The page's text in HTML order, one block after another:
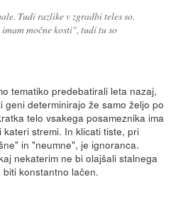
Tudi razlike v zgradbi teles so.
močne kosti", tudi tu so
tematiko predebatirali leta nazaj,
determinirajo že samo željo po
telo vsakega posameznika ima
stremi. In klicati tiste, pri
in "neumne", je ignoranca.
nekaterim ne bi olajšali stalnega
konstantno lačen.